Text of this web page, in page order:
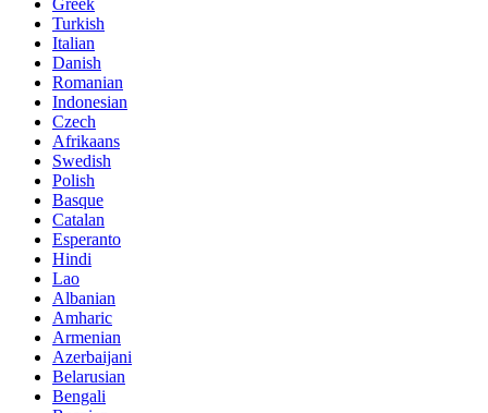
Greek
Turkish
Italian
Danish
Romanian
Indonesian
Czech
Afrikaans
Swedish
Polish
Basque
Catalan
Esperanto
Hindi
Lao
Albanian
Amharic
Armenian
Azerbaijani
Belarusian
Bengali